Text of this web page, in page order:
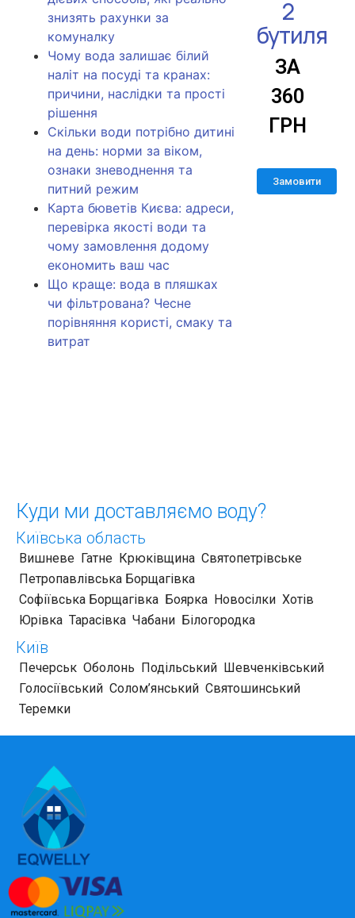
знизять рахунки за
комуналку
Чому вода залишає білий
наліт на посуді та кранах:
причини, наслідки та прості
рішення
Скільки води потрібно дитині
на день: норми за віком,
ознаки зневоднення та
питний режим
Карта бюветів Києва: адреси,
перевірка якості води та
чому замовлення додому
економить ваш час
Що краще: вода в пляшках
чи фільтрована? Чесне
порівняння користі, смаку та
витрат
2
бутиля
ЗА
360
ГРН
Замовити
Куди ми доставляємо воду?
Київська область
Вишневе Гатне Крюківщина Святопетрівське
Петропавлівська Борщагівка
Софіївська Борщагівка Боярка Новосілки Хотів
Юрівка Тарасівка Чабани Білогородка
Київ
Печерськ Оболонь Подільський Шевченківський
Голосіївський Солом’янський Святошинський
Теремки